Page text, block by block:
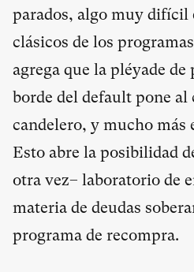
parados, algo muy difícil
clásicos de los
agrega que la pléyade de
borde del default pone al
candelero, y mucho más
Esto abre la posibilidad
otra vez– laboratorio de
materia de deudas
programa de recompra.